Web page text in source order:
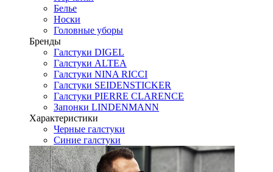
Белье
Носки
Головные уборы
Бренды
Галстуки DIGEL
Галстуки ALTEA
Галстуки NINA RICCI
Галстуки SEIDENSTICKER
Галстуки PIERRE CLARENCE
Запонки LINDENMANN
Характеристики
Черные галстуки
Синие галстуки